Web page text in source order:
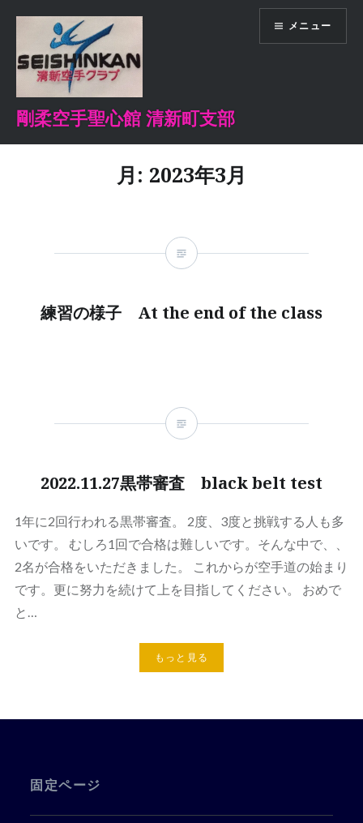
剛柔空手聖心館 清新町支部
メニュー
月: 2023年3月
練習の様子 At the end of the class
2022.11.27黒帯審査 black belt test
1年に2回行われる黒帯審査。 2度、3度と挑戦する人も多
いです。 むしろ1回で合格は難しいです。そんな中で、、
2名が合格をいただきました。 これからが空手道の始まり
です。更に努力を続けて上を目指してください。 おめで
と…
もっと見る
固定ページ